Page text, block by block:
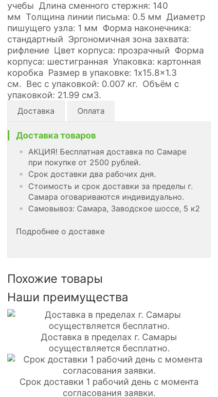
учебы Длина сменного стержня: 140
мм Толщина линии письма: 0.5 мм Диаметр
пишущего узла: 1 мм Форма наконечника:
стандартный Эргономичная зона захвата:
рифление Цвет корпуса: прозрачный Форма
корпуса: шестигранная Упаковка: картонная
коробка Размер в упаковке: 1x15.8x1.3
см. Вес с упаковкой: 0.007 кг. Объём с
упаковкой: 21.99 см3.
Доставка Оплата
Доставка товаров
АКЦИЯ! Бесплатная доставка по Самаре
при покупке от 2500 рублей.
Срок доставки два рабочих дня.
Стоимость и срок доставки за пределы г.
Самара оговариваются индивидуально.
Самовывоз: Самара, Заводское шоссе, 5 к2
Подробнее о доставке
Похожие товары
Наши преимущества
Доставка в пределах г. Самары
осуществляется бесплатно.
Срок доставки 1 рабочий день с момента
согласования заявки.